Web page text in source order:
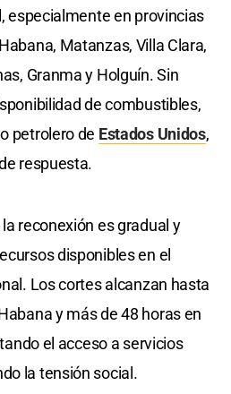
especialmente en provincias
Matanzas, Villa Clara,
Granma y Holguín. Sin
de combustibles,
petrolero de Estados Unidos,
respuesta.
reconexión es gradual y
disponibles en el
Los cortes alcanzan hasta
y más de 48 horas en
el acceso a servicios
la tensión social.